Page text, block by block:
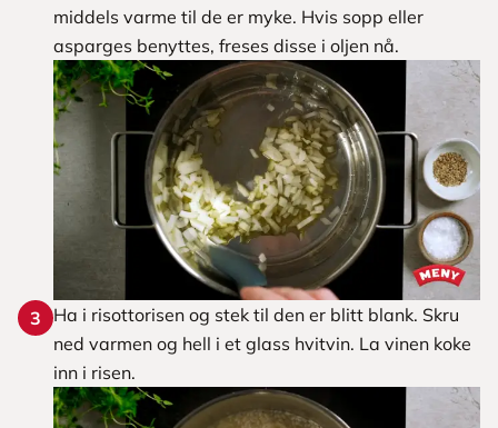
middels varme til de er myke. Hvis sopp eller
asparges benyttes, freses disse i oljen nå.
3
Ha i risottorisen og stek til den er blitt blank. Skru
ned varmen og hell i et glass hvitvin. La vinen koke
inn i risen.